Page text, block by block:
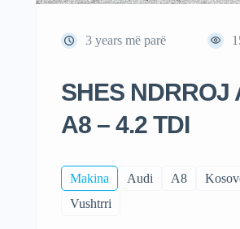
3 years më parë
SHES NDRROJ
A8 – 4.2 TDI
Makina Audi A8
Vushtrri